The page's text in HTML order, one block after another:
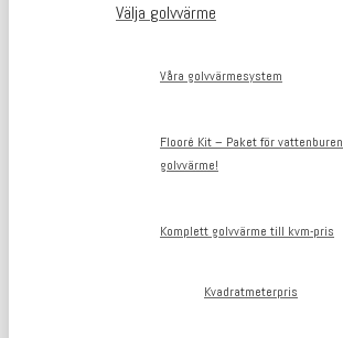
Välja golvvärme
Våra golvvärmesystem
Flooré Kit – Paket för vattenburen
golvvärme!
Komplett golvvärme till kvm-pris
Kvadratmeterpris